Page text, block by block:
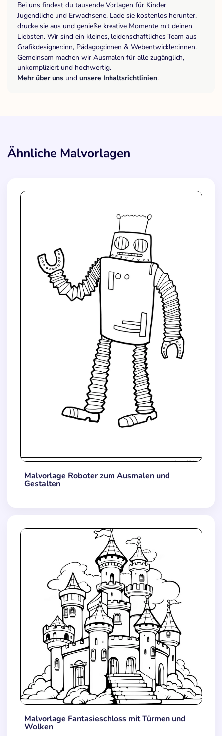
Bei uns findest du tausende Vorlagen für Kinder,
Jugendliche und Erwachsene. Lade sie kostenlos herunter,
drucke sie aus und genieße kreative Momente mit deinen
Liebsten. Wir sind ein kleines, leidenschaftliches Team aus
Grafikdesigner:inn, Pädagog:innen & Webentwickler:innen.
Gemeinsam machen wir Ausmalen für alle zugänglich,
unkompliziert und hochwertig.
Mehr über uns und unsere Inhaltsrichtlinien.
Ähnliche Malvorlagen
Malvorlage Roboter zum Ausmalen und
Gestalten
Malvorlage Fantasieschloss mit Türmen und
Wolken